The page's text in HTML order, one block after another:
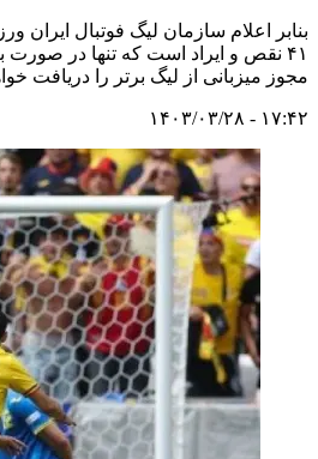
بنابر اعلام سازمان لیگ فوتبال ایران
۴۱ نقص و ایراد است که تنها در
مجوز میزبانی از لیگ برتر را دریافت
۱۷:۴۲ - ۱۴۰۳/۰۳/۲۸